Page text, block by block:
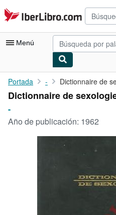
Pasar al contenido principal
IberLibro.com
Menú
Mi cuenta
Consultar mis pedidos
Portada - Dictionnaire de
Dictionnaire de
-
Año de publicación: 1962